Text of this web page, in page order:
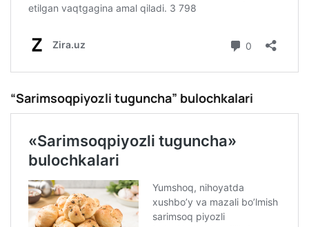
“Sarimsoqpiyozli tuguncha” bulochkalari